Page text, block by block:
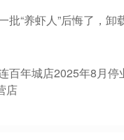
批“养虾人”后悔了，卸
百年城店2025年8月停
店